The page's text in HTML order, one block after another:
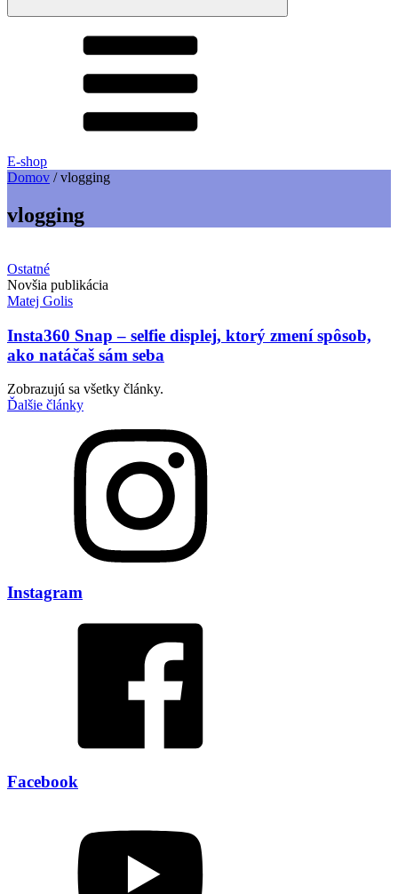
E-shop
Domov /vlogging
vlogging
Ostatné
Novšia publikácia
Matej Golis
Insta360 Snap – selfie displej, ktorý zmení spôsob,
ako natáčaš sám seba
Zobrazujú sa všetky články.
Ďalšie články
Instagram
Facebook